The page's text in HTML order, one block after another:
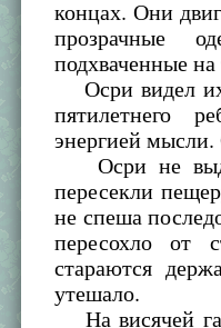
концах. Они
прозрачные
подхваченные
Осри видел их
пятилетнего
энергией мысли.
Осри не
пересекли
не спеша
пересохло от
стараются
утешало.
На висячей